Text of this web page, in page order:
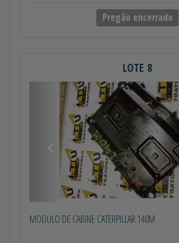
Pregão encerrado
LOTE 8
Anterior
MODULO DE CABINE CATERPILLAR 140M